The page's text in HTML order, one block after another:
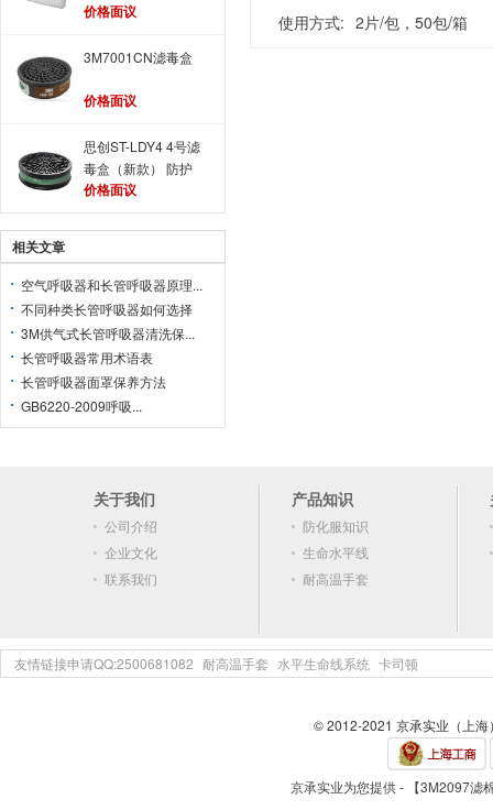
AG100专用滤棉
价格面议
3M7001CN滤毒盒
价格面议
思创ST-LDY4 4号滤
毒盒（新款） 防护
氨气及氨的衍生物
价格面议
相关文章
空气呼吸器和长管呼吸器原理...
不同种类长管呼吸器如何选择
3M供气式长管呼吸器清洗保...
长管呼吸器常用术语表
长管呼吸器面罩保养方法
GB6220-2009呼吸...
使用方式: 2片/包，50包/箱
关于我们
公司介绍
企业文化
联系我们
产品知识
防化服知识
生命水平线
耐高温手套
友情链接申请QQ:2500681082 耐高温手套 水平生命线系统 卡司顿
© 2012-2021 京承实业（上
京承实业为您提供 - 【3M2097滤